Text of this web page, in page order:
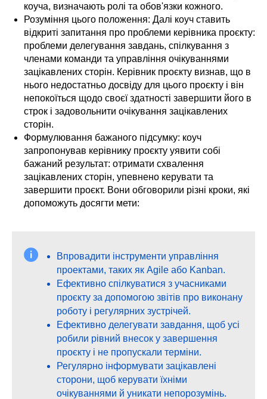
коуча, визначають ролі та обов'язки кожного.
Розуміння цього положення: Далі коуч ставить
відкриті запитання про проблеми керівника проєкту:
проблеми делегування завдань, спілкування з
членами команди та управління очікуваннями
зацікавлених сторін. Керівник проєкту визнав, що в
нього недостатньо досвіду для цього проєкту і він
непокоїться щодо своєї здатності завершити його в
строк і задовольнити очікування зацікавлених
сторін.
Формулювання бажаного підсумку: коуч
запропонував керівнику проєкту уявити собі
бажаний результат: отримати схвалення
зацікавлених сторін, упевнено керувати та
завершити проєкт. Вони обговорили різні кроки, які
допоможуть досягти мети:
Впровадити інструменти управління
проектами, таких як Agile або Kanban.
Ефективно спілкуватися з учасниками
проєкту за допомогою звітів про виконану
роботу і регулярних зустрічей.
Ефективно делегувати завдання, щоб усі
робили рівний внесок у завершення
проєкту і не пропускали терміни.
Регулярно інформувати зацікавлені
сторони, щоб керувати їхніми
очікуваннями й уникати непорозумінь.